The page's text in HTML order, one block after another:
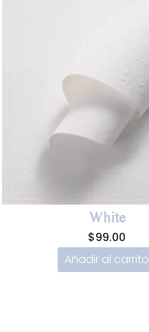
White
$99.00
Añadir al carrito